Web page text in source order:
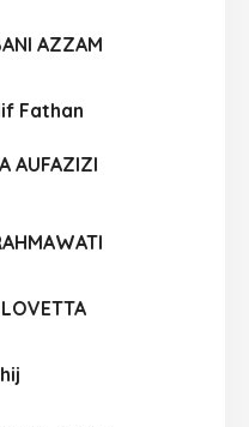
AZZAM
Fathan
AUFAZIZI